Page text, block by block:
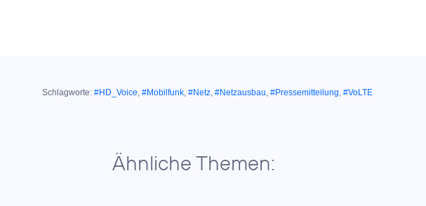
Schlagworte: #HD_Voice, #Mobilfunk, #Netz, #Netzausbau, #Pressemitteilung, #VoLTE
Ähnliche Themen: